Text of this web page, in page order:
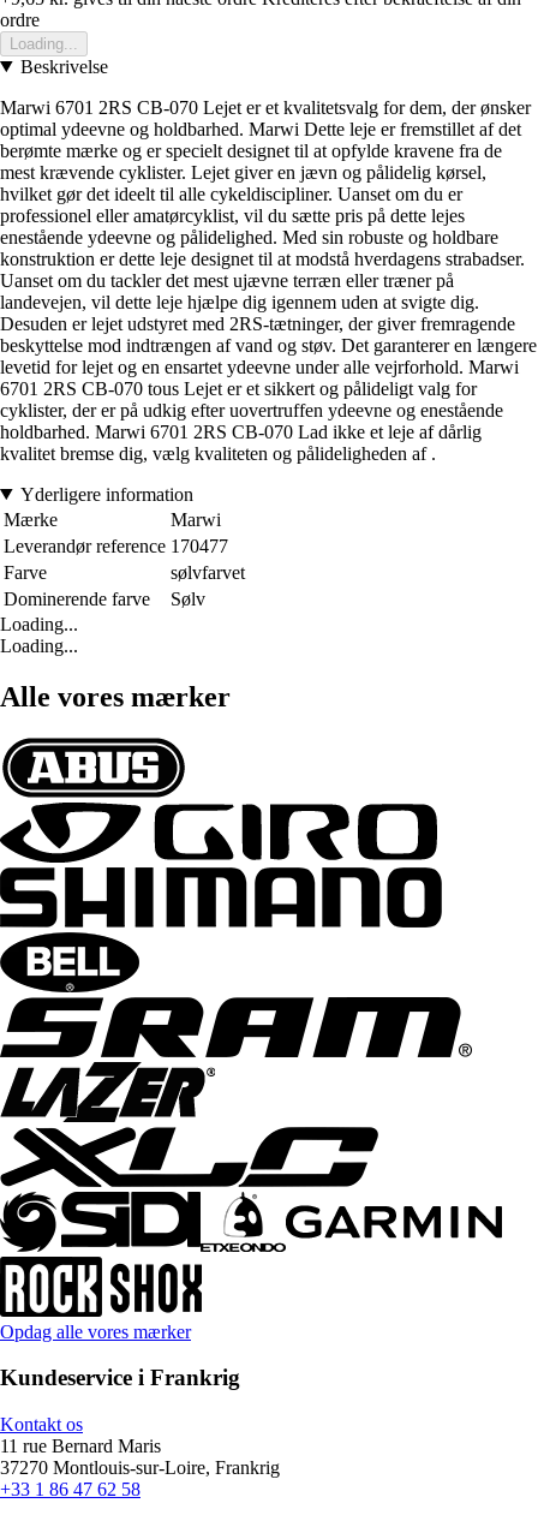
ordre
Loading...
Beskrivelse
Marwi 6701 2RS CB-070 Lejet er et kvalitetsvalg for dem, der ønsker
optimal ydeevne og holdbarhed. Marwi Dette leje er fremstillet af det
berømte mærke og er specielt designet til at opfylde kravene fra de
mest krævende cyklister. Lejet giver en jævn og pålidelig kørsel,
hvilket gør det ideelt til alle cykeldiscipliner. Uanset om du er
professionel eller amatørcyklist, vil du sætte pris på dette lejes
enestående ydeevne og pålidelighed. Med sin robuste og holdbare
konstruktion er dette leje designet til at modstå hverdagens strabadser.
Uanset om du tackler det mest ujævne terræn eller træner på
landevejen, vil dette leje hjælpe dig igennem uden at svigte dig.
Desuden er lejet udstyret med 2RS-tætninger, der giver fremragende
beskyttelse mod indtrængen af vand og støv. Det garanterer en længere
levetid for lejet og en ensartet ydeevne under alle vejrforhold. Marwi
6701 2RS CB-070 tous Lejet er et sikkert og pålideligt valg for
cyklister, der er på udkig efter uovertruffen ydeevne og enestående
holdbarhed. Marwi 6701 2RS CB-070 Lad ikke et leje af dårlig
kvalitet bremse dig, vælg kvaliteten og pålideligheden af .
Yderligere information
Mærke
Marwi
Leverandør reference 170477
Farve
sølvfarvet
Dominerende farve
Sølv
Loading...
Loading...
Alle vores mærker
Opdag alle vores mærker
Kundeservice i Frankrig
Kontakt os
11 rue Bernard Maris
37270 Montlouis-sur-Loire, Frankrig
+33 1 86 47 62 58